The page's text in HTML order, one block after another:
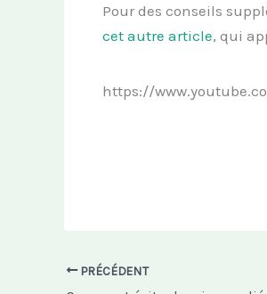
Pour des conseils
cet autre article, qui
https://
PRÉCÉDENT